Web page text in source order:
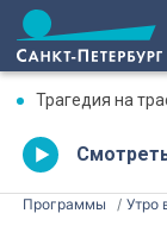
Трагедия на трассе:
Программы Утро